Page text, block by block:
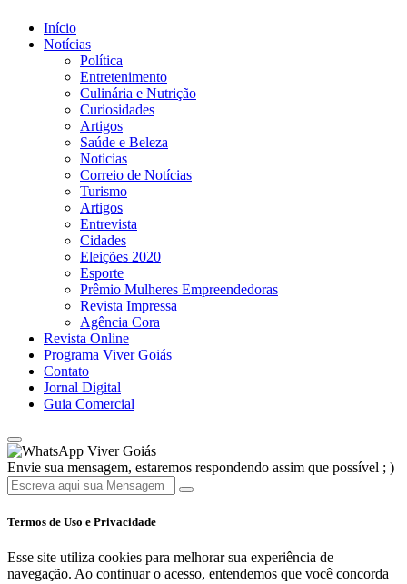
Início
Notícias
Política
Entretenimento
Culinária e Nutrição
Curiosidades
Artigos
Saúde e Beleza
Noticias
Correio de Notícias
Turismo
Artigos
Entrevista
Cidades
Eleições 2020
Esporte
Prêmio Mulheres Empreendedoras
Revista Impressa
Agência Cora
Revista Online
Programa Viver Goiás
Contato
Jornal Digital
Guia Comercial
Viver Goiás
Envie sua mensagem, estaremos respondendo assim que possível ; )
Termos de Uso e Privacidade
Esse site utiliza cookies para melhorar sua experiência de
navegação. Ao continuar o acesso, entendemos que você concorda